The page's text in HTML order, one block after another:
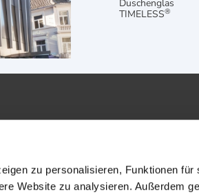
zu personalisieren, Funktionen für
Website zu analysieren. Außerdem
Duschenglas
TIMELESS®
AGB